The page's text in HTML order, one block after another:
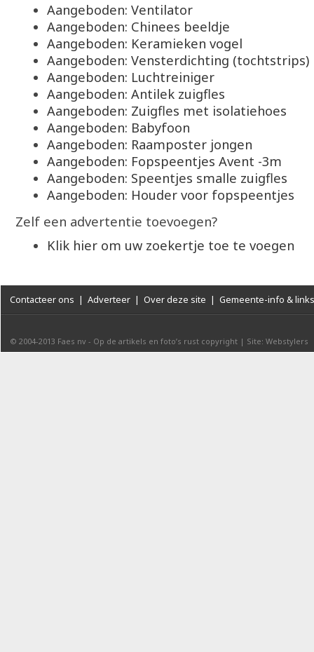
Aangeboden: Ventilator
Aangeboden: Chinees beeldje
Aangeboden: Keramieken vogel
Aangeboden: Vensterdichting (tochtstrips)
Aangeboden: Luchtreiniger
Aangeboden: Antilek zuigfles
Aangeboden: Zuigfles met isolatiehoes
Aangeboden: Babyfoon
Aangeboden: Raamposter jongen
Aangeboden: Fopspeentjes Avent -3m
Aangeboden: Speentjes smalle zuigfles
Aangeboden: Houder voor fopspeentjes
Zelf een advertentie toevoegen?
Klik hier om uw zoekertje toe te voegen
Contacteer ons | Adverteer | Over deze site | Gemeente-info & links
© 2004-2013 Faes nv - Op de artikels en foto’s rust copyright | Site: Webstylers